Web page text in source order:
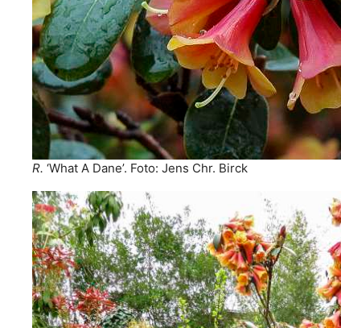
R. ‘What A Dane’. Foto: Jens Chr. Birck